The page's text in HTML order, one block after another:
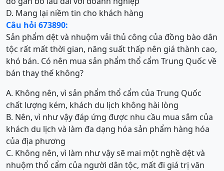
D. Mang lại niềm tin cho khách hàng
Câu hỏi 673890:
Sản phẩm dệt và nhuộm vải thủ công của đồng bào dân
tộc rất mất thời gian, năng suất thấp nên giá thành cao,
khó bán. Có nên mua sản phẩm thổ cẩm Trung Quốc về
bán thay thế không?
A. Không nên, vì sản phẩm thổ cẩm của Trung Quốc
chất lượng kém, khách du lịch không hài lòng
B. Nên, vì như vậy đáp ứng được nhu cầu mua sắm của
khách du lịch và làm đa dạng hóa sản phẩm hàng hóa
của địa phương
C. Không nên, vì làm như vậy sẽ mai một nghề dệt và
nhuộm thổ cẩm của người dân tộc, mất đi giá trị văn